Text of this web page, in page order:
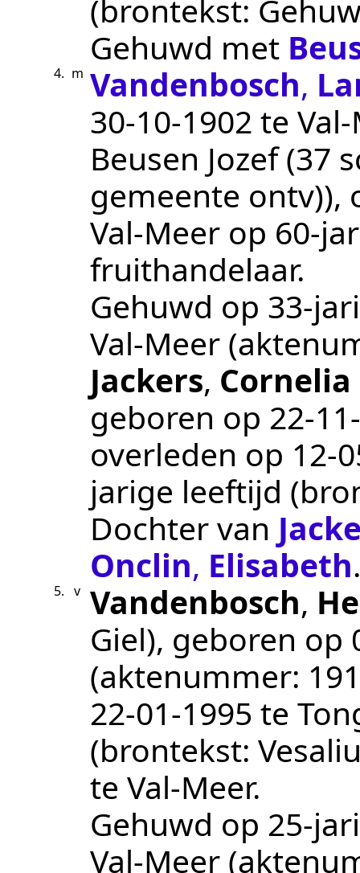
(brontekst:
Gehuwd met
4. m Vandenbosch,
30‑10‑1902 te
Beusen Jozef (37
gemeente ontv)),
Val-Meer op 60-
fruithandelaar.
Gehuwd op 33-
Val-Meer
Jackers, Cornelia
geboren op
overleden op
jarige leeftijd
Dochter van
Onclin, Elisabeth.
5. v Vandenbosch,
Giel), geboren op
(aktenummer:
22‑01‑1995 te
(brontekst:
te Val-Meer.
Gehuwd op 25-
Val-Meer